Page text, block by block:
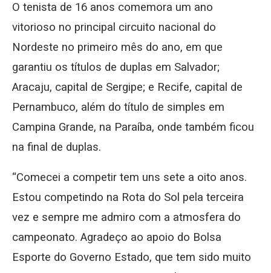
O tenista de 16 anos comemora um ano
vitorioso no principal circuito nacional do
Nordeste no primeiro mês do ano, em que
garantiu os títulos de duplas em Salvador;
Aracaju, capital de Sergipe; e Recife, capital de
Pernambuco, além do título de simples em
Campina Grande, na Paraíba, onde também ficou
na final de duplas.
“Comecei a competir tem uns sete a oito anos.
Estou competindo na Rota do Sol pela terceira
vez e sempre me admiro com a atmosfera do
campeonato. Agradeço ao apoio do Bolsa
Esporte do Governo Estado, que tem sido muito